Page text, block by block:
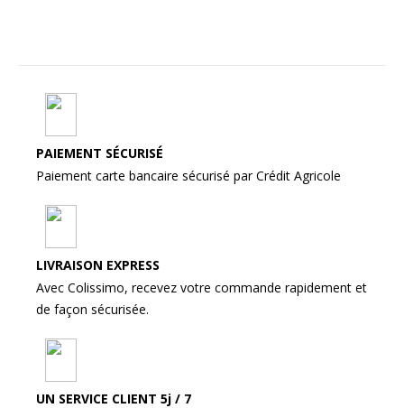
PAIEMENT SÉCURISÉ
Paiement carte bancaire sécurisé par Crédit Agricole
LIVRAISON EXPRESS
Avec Colissimo, recevez votre commande rapidement et
de façon sécurisée.
UN SERVICE CLIENT 5j / 7